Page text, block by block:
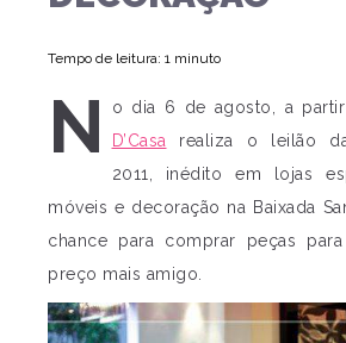
Tempo de leitura: 1 minuto
N
o dia 6 de agosto, a
D’Casa realiza o leilão da
2011, inédito em lojas
móveis e decoração na Baixada
chance para comprar peças
preço mais amigo.